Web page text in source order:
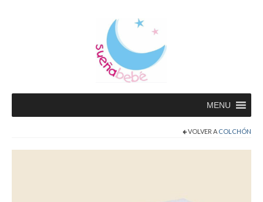
MENU
VOLVER A COLCHÓN